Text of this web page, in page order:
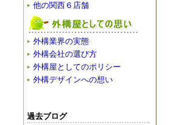
他の関西６店舗
外構業界の実態
外構会社の選び方
外構屋としてのポリシー
外構デザインへの想い
過去ブログ